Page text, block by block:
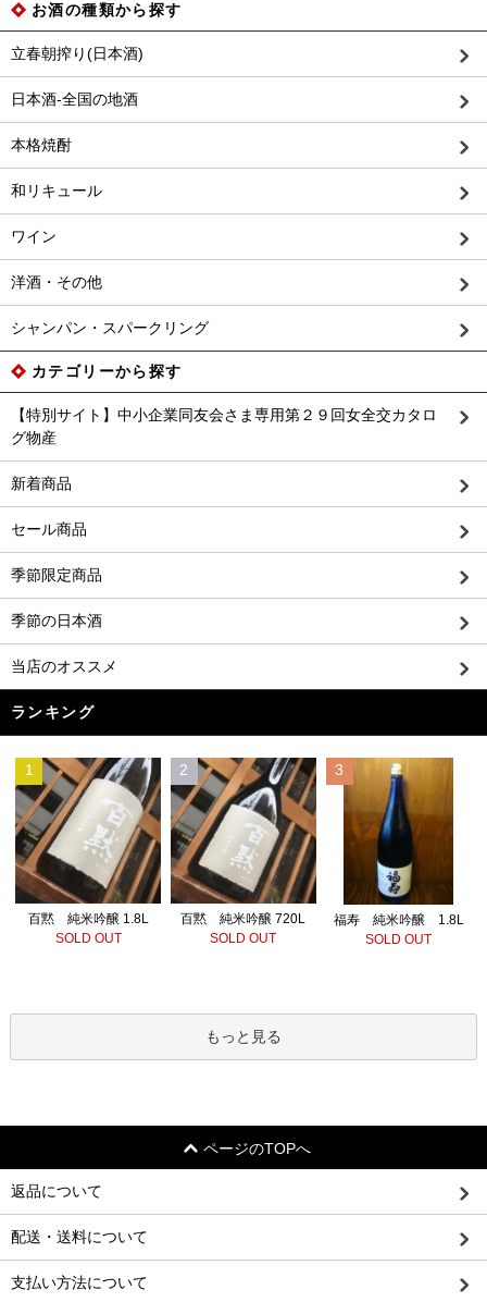
お酒の種類から探す
立春朝搾り(日本酒)
日本酒-全国の地酒
本格焼酎
和リキュール
ワイン
洋酒・その他
シャンパン・スパークリング
カテゴリーから探す
【特別サイト】中小企業同友会さま専用第２９回女全交カタロ
グ物産
新着商品
セール商品
季節限定商品
季節の日本酒
当店のオススメ
ランキング
1
百黙 純米吟醸 1.8L
SOLD OUT
2
百黙 純米吟醸 720L
SOLD OUT
3
福寿 純米吟醸 1.8L
SOLD OUT
もっと見る
ページのTOPへ
返品について
配送・送料について
支払い方法について